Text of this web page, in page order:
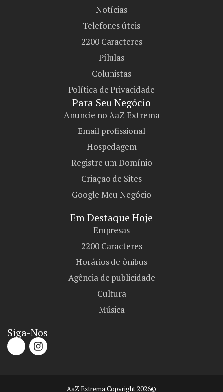
Notícias
Telefones úteis
2200 Caracteres
Pílulas
Colunistas
Política de Privacidade
Para Seu Negócio​
Anuncie no AaZ Extrema
Email profissional
Hospedagem
Registre um Domínio
Criação de Sites
Google Meu Negócio
Em Destaque Hoje
Empresas
2200 Caracteres
Horários de ônibus
Agência de publicidade
Cultura
Música
Siga-Nos
AaZ Extrema Copyright 2026©